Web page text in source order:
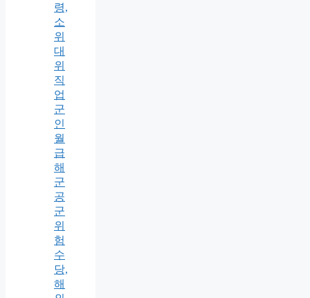
령,
소
위
대
위
직
업
군
인
월
급
해
군
공
군
위
험
수
당,
해